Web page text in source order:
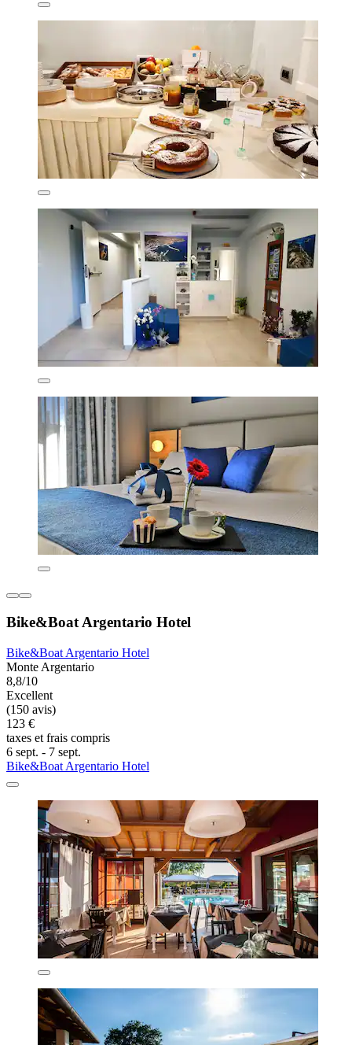
Bike&Boat Argentario Hotel
Bike&Boat Argentario Hotel
Monte Argentario
8,8/10
Excellent
(150 avis)
123 €
taxes et frais compris
6 sept. - 7 sept.
Bike&Boat Argentario Hotel